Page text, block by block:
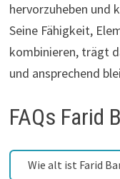
hervorzuheben und
Seine Fähigkeit,
kombinieren, trägt
und ansprechend
FAQs Farid
Wie alt ist Farid